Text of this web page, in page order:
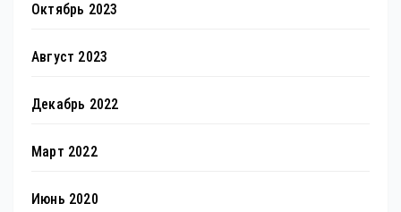
Октябрь 2023
Август 2023
Декабрь 2022
Март 2022
Июнь 2020